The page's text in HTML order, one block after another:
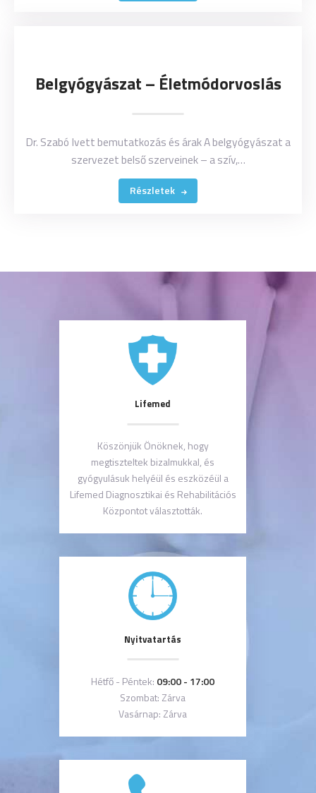
Belgyógyászat – Életmódorvoslás
Dr. Szabó Ivett bemutatkozás és árak A belgyógyászat a
szervezet belső szerveinek – a szív,…
Részletek
Lifemed
Köszönjük Önöknek, hogy
megtiszteltek bizalmukkal, és
gyógyulásuk helyéül és eszközéül a
Lifemed Diagnosztikai és Rehabilitációs
Központot választották.
Nyitvatartás
Hétfő - Péntek: 09:00 - 17:00
Szombat: Zárva
Vasárnap: Zárva